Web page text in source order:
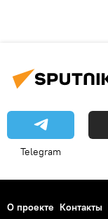
Telegram
О проекте Контакты